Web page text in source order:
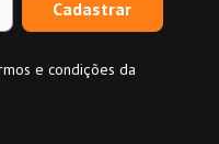
Cadastrar
e condições da